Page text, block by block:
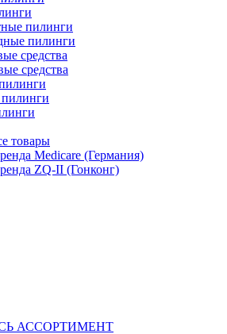
пилинги
пилинги
средства
средства
товары
Medicare (Германия)
ZQ-II (Гонконг)
АССОРТИМЕНТ